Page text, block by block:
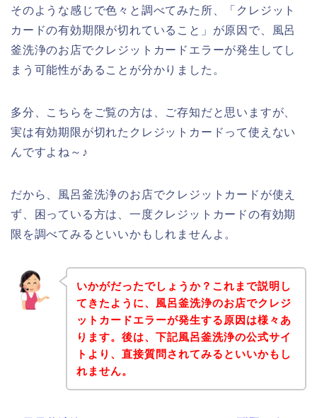
そのような感じで色々と調べてみた所、「クレジット
カードの有効期限が切れていること」が原因で、風呂
釜洗浄のお店でクレジットカードエラーが発生してし
まう可能性があることが分かりました。
多分、こちらをご覧の方は、ご存知だと思いますが、
実は有効期限が切れたクレジットカードって使えない
んですよね～♪
だから、風呂釜洗浄のお店でクレジットカードが使え
ず、困っている方は、一度クレジットカードの有効期
限を調べてみるといいかもしれませんよ。
いかがだったでしょうか？これまで説明し
てきたように、風呂釜洗浄のお店でクレジ
ットカードエラーが発生する原因は様々あ
ります。後は、下記風呂釜洗浄の公式サイ
トより、直接質問されてみるといいかもし
れません。